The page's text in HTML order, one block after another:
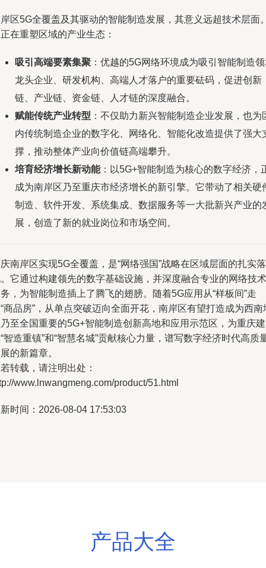
区5G全覆盖及其驱动的智能制造发展，其意义远超技术层面
在重塑区域的产业生态：
吸引高端要素集聚 ：优越的5G网络环境成为吸引智能制造
龙头企业、研发机构、高端人才落户的重要砝码，促进创新
链、产业链、资金链、人才链的深度融合。
赋能传统产业转型 ：不仅助力新兴智能制造企业发展，也为
内传统制造企业的数字化、网络化、智能化改造提供了强大
撑，推动整体产业向价值链高端攀升。
培育经济增长新动能：以5G+智能制造为核心的数字经济，
成为南岸区乃至重庆市经济增长的新引擎。它带动了相关硬
制造、软件开发、系统集成、数据服务等一大批新兴产业的
展，创造了新的就业岗位和市场空间。
南岸区实现5G全覆盖，是“网络强国”战略在区域层面的扎实落
它通过构建领先的数字基础设施，并深度融合专业的网络技术
，为智能制造插上了腾飞的翅膀。随着5G应用从“样板间”走
商品房”，从单点突破迈向全面开花，南岸区有望打造成为西南
至全国重要的5G+智能制造创新高地和应用示范区，为重庆建
智造重镇”和“智慧名城”贡献核心力量，谱写数字经济时代高质
的新篇章。
转载，请注明出处：
www.lnwangmeng.com/product/51.html
时间：2026-08-04 17:53:03
产品大全